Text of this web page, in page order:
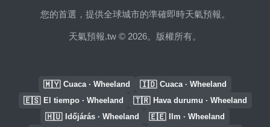
您的首選，提供全球城市的準確即時天氣預報。
天氣預報.tw © 2026。版權所有。
🇲🇾 Cuaca · Wheeland 🇮🇩 Cuaca · Wheeland
🇪🇸 El tiempo · Wheeland 🇹🇷 Hava durumu · Wheeland
🇭🇺 Időjárás · Wheeland 🇪🇪 Ilm · Wheeland